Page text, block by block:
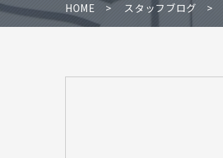
HOME スタッフブログ